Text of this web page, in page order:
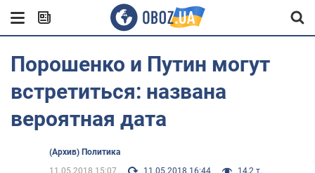
Порошенко и Путин могут
встретиться: названа
вероятная дата
(Архив) Политика
11.05.2018 15:07
11.05.2018 16:44 14,2 т.